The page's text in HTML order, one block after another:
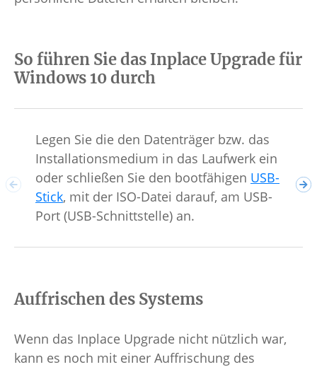
So führen Sie das Inplace Upgrade für
Windows 10 durch
Legen Sie die den Datenträger bzw. das
Installationsmedium in das Laufwerk ein
oder schließen Sie den bootfähigen USB-
Stick, mit der ISO-Datei darauf, am USB-
Port (USB-Schnittstelle) an.
Auffrischen des Systems
Wenn das Inplace Upgrade nicht nützlich war,
kann es noch mit einer Auffrischung des